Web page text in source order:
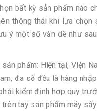
bất kỳ sản phẩm nào
thông thái khi lựa chọn
ý một số vấn đề như
phẩm: Hiện tại, Viện
đa số đều là hàng
kiểm định hợp quy
tay sản phẩm máy